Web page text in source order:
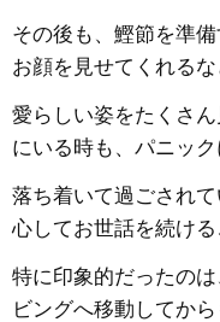
その後も、鰹節を準
お顔を見せてくれるな
愛らしい姿をたくさ
にいる時も、パニック
落ち着いて過ごされ
心してお世話を続ける
特に印象的だったの
ビングへ移動してから